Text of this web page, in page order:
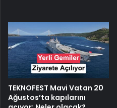
TEKNOFEST Mavi Vatan 20
Ağustos’ta kapılarını